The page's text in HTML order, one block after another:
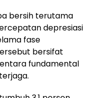
bersih terutama
depresiasi
fase
bersifat
fundamental